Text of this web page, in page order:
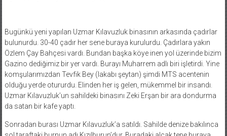
Bugünkü yeni yapılan Uzmar Kılavuzluk binasının arkasında çadırlar
bulunurdu. 30-40 çadır her sene buraya kurulurdu. Çadırlara yakın
Özlem Çay Bahçesi vardı. Bundan başka köye inen yol üzerinde bizim
Gazino dediğimiz bir yer vardı. Burayı Muharrem adlı biri işletirdi. Yine
komşularımızdan Tevfik Bey (lakabı şeytan) şimdi MTS acentenin
olduğu yerde otururdu. Elinden her iş gelen, mükemmel bir insandı.
Uzmar Kılavuzluk’un sahildeki binasını Zeki Erşan bir ara dondurma
da satan bir kafe yaptı.
Sonradan burası Uzmar Kılavuzluk’a satıldı. Sahilde denize bakılınca